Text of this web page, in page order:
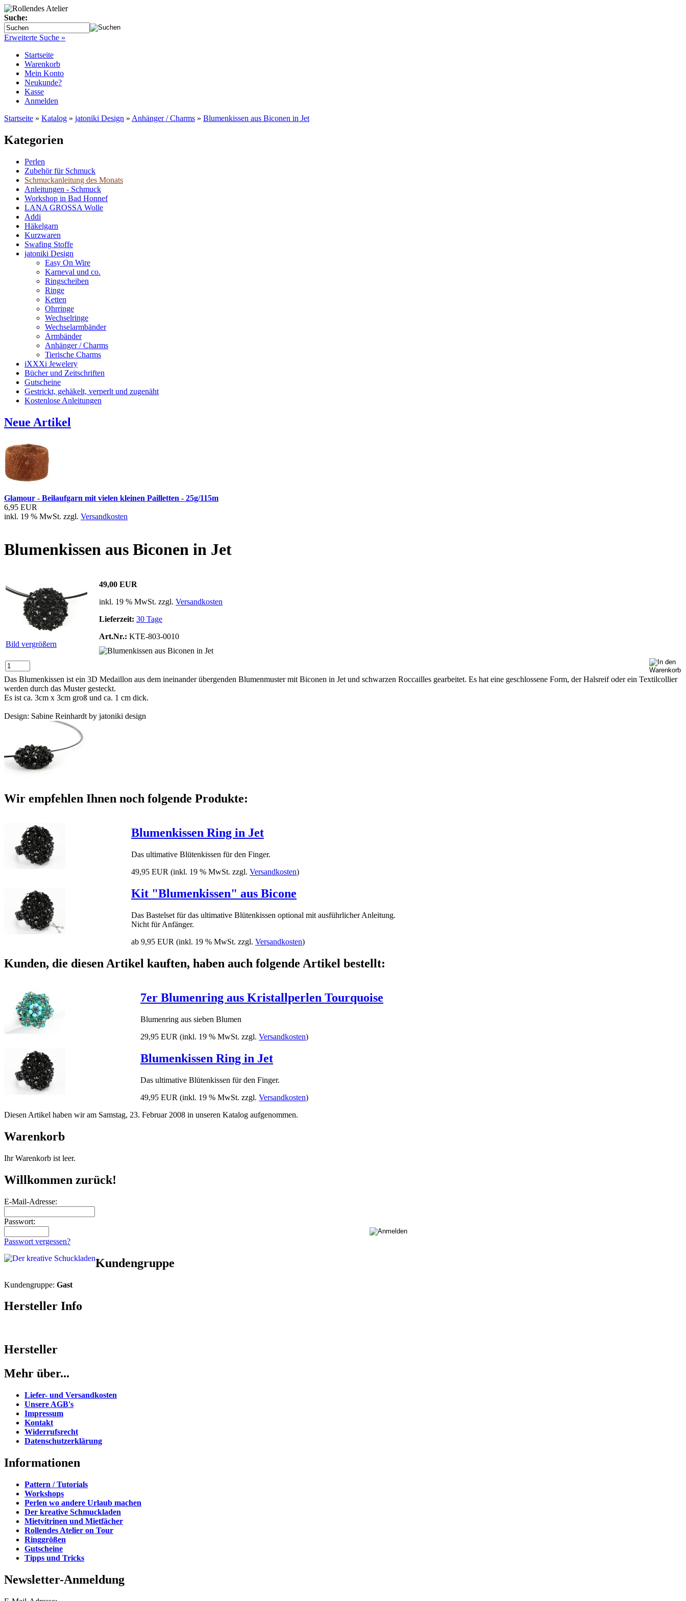
Suche:
Erweiterte Suche »
Startseite
Warenkorb
Mein Konto
Neukunde?
Kasse
Anmelden
Startseite » Katalog » jatoniki Design » Anhänger / Charms » Blumenkissen aus Biconen in Jet
Kategorien
Perlen
Zubehör für Schmuck
Schmuckanleitung des Monats
Anleitungen - Schmuck
Workshop in Bad Honnef
LANA GROSSA Wolle
Addi
Häkelgarn
Kurzwaren
Swafing Stoffe
jatoniki Design
Easy On Wire
Karneval und co.
Ringscheiben
Ringe
Ketten
Ohrringe
Wechselringe
Wechselarmbänder
Armbänder
Anhänger / Charms
Tierische Charms
iXXXi Jewelery
Bücher und Zeitschriften
Gutscheine
Gestrickt, gehäkelt, verperlt und zugenäht
Kostenlose Anleitungen
Neue Artikel
Glamour - Beilaufgarn mit vielen kleinen Pailletten - 25g/115m
6,95 EUR
inkl. 19 % MwSt. zzgl. Versandkosten
Blumenkissen aus Biconen in Jet
Bild vergrößern
49,00 EUR
inkl. 19 % MwSt. zzgl. Versandkosten
Lieferzeit: 30 Tage
Art.Nr.: KTE-803-0010
Das Blumenkissen ist ein 3D Medaillon aus dem ineinander übergenden Blumenmuster mit Biconen in Jet und schwarzen Roccailles gearbeitet. Es hat eine geschlossene Form, der Halsreif oder ein Textilcollier
werden durch das Muster gesteckt.
Es ist ca. 3cm x 3cm groß und ca. 1 cm dick.
Design: Sabine Reinhardt by jatoniki design
Wir empfehlen Ihnen noch folgende Produkte:
Blumenkissen Ring in Jet
Das ultimative Blütenkissen für den Finger.
49,95 EUR (inkl. 19 % MwSt. zzgl. Versandkosten)
Kit "Blumenkissen" aus Bicone
Das Bastelset für das ultimative Blütenkissen optional mit ausführlicher Anleitung.
Nicht für Anfänger.
ab 9,95 EUR (inkl. 19 % MwSt. zzgl. Versandkosten)
Kunden, die diesen Artikel kauften, haben auch folgende Artikel bestellt:
7er Blumenring aus Kristallperlen Tourquoise
Blumenring aus sieben Blumen
29,95 EUR (inkl. 19 % MwSt. zzgl. Versandkosten)
Blumenkissen Ring in Jet
Das ultimative Blütenkissen für den Finger.
49,95 EUR (inkl. 19 % MwSt. zzgl. Versandkosten)
Diesen Artikel haben wir am Samstag, 23. Februar 2008 in unseren Katalog aufgenommen.
Warenkorb
Ihr Warenkorb ist leer.
Willkommen zurück!
E-Mail-Adresse:
Passwort:
Passwort vergessen?
Kundengruppe
Kundengruppe: Gast
Hersteller Info
Hersteller
Mehr über...
Liefer- und Versandkosten
Unsere AGB's
Impressum
Kontakt
Widerrufsrecht
Datenschutzerklärung
Informationen
Pattern / Tutorials
Workshops
Perlen wo andere Urlaub machen
Der kreative Schmuckladen
Mietvitrinen und Mietfächer
Rollendes Atelier on Tour
Ringgrößen
Gutscheine
Tipps und Tricks
Newsletter-Anmeldung